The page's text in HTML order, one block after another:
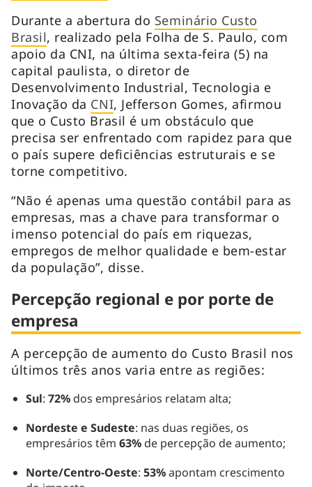
Durante a abertura do Seminário Custo
Brasil, realizado pela Folha de S. Paulo, com
apoio da CNI, na última sexta-feira (5) na
capital paulista, o diretor de
Desenvolvimento Industrial, Tecnologia e
Inovação da CNI, Jefferson Gomes, afirmou
que o Custo Brasil é um obstáculo que
precisa ser enfrentado com rapidez para que
o país supere deficiências estruturais e se
torne competitivo.
“Não é apenas uma questão contábil para as
empresas, mas a chave para transformar o
imenso potencial do país em riquezas,
empregos de melhor qualidade e bem-estar
da população”, disse.
Percepção regional e por porte de
empresa
A percepção de aumento do Custo Brasil nos
últimos três anos varia entre as regiões:
Sul: 72%dos empresários relatam alta;
Nordeste e Sudeste: nas duas regiões, os
empresários têm 63%de percepção de aumento;
Norte/Centro-Oeste: 53%apontam crescimento